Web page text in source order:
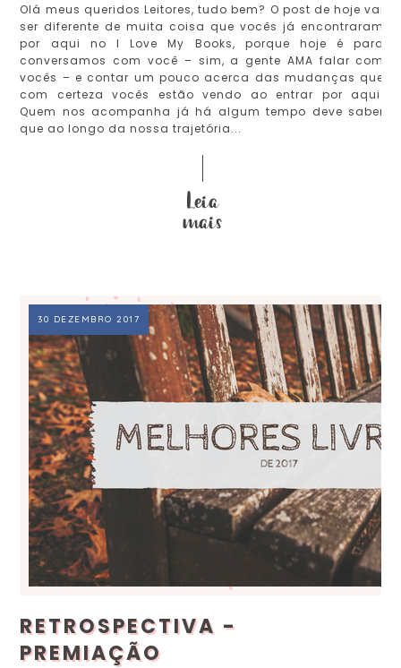
Olá meus queridos Leitores, tudo bem? O post de hoje vai
ser diferente de muita coisa que vocês já encontraram
por aqui no I Love My Books, porque hoje é para
conversamos com você – sim, a gente AMA falar com
vocês – e contar um pouco acerca das mudanças que
com certeza vocês estão vendo ao entrar por aqui.
Quem nos acompanha já há algum tempo deve saber
que ao longo da nossa trajetória...
30 DEZEMBRO 2017
RETROSPECTIVA -
PREMIAÇÃO